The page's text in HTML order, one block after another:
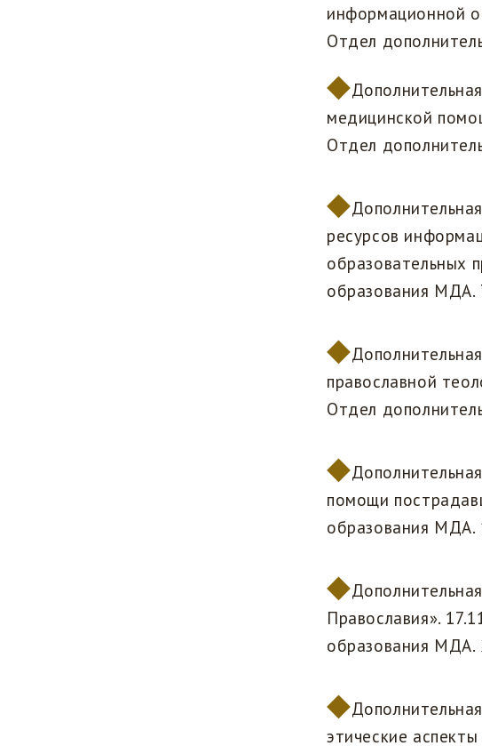
информационной
Отдел
медицинской
Отдел
ресурсов
образовательных
образования МДА.
православной
Отдел
помощи
образования МДА.
Православия».
образования МДА.
этические